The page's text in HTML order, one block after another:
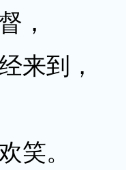
，
来到，
笑。